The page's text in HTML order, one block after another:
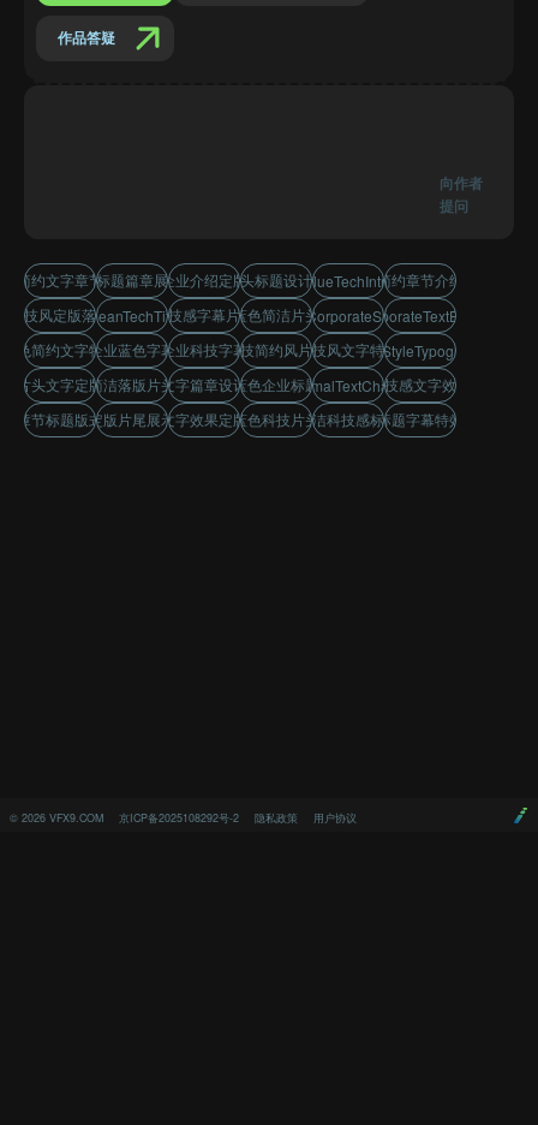
© 2026 VFX9.COM 京ICP备2025108292号-2 隐私政策 用户协议
作品答疑
向作者
提问
简约文字章节小标题篇章展示企业介绍定版片头标题设计感BlueTechIntro简约章节介绍
科技风定版落版CleanTechTitle科技感字幕片尾蓝色简洁片头BlueCorporateSubtitle
CorporateTextEffect
蓝色简约文字特效企业蓝色字幕企业科技字幕科技简约风片尾科技风文字特效TechStyleTypography
片头文字定版简洁落版片头文字篇章设计蓝色企业标题MinimalTextChapter科技感文字效果
章节标题版式定版片尾展示文字效果定版蓝色科技片头简洁科技感标题标题字幕特效